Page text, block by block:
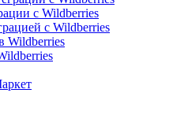
с Wildberries
с Wildberries
Wildberries